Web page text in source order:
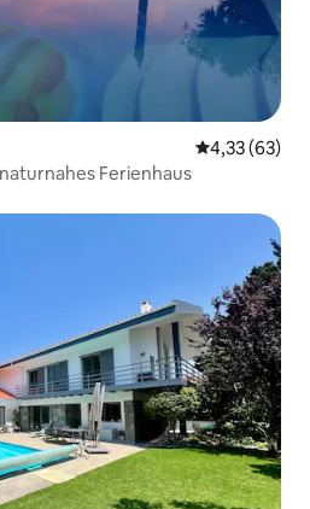
4,33 de uma
4,33 (63)
Ferienhaus